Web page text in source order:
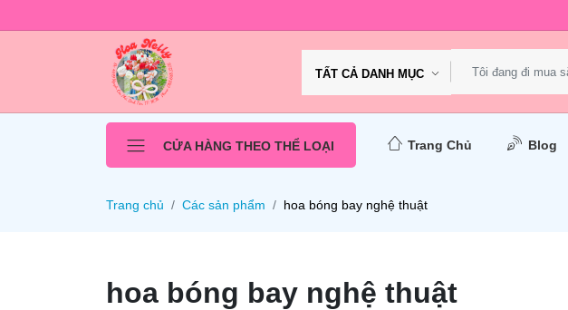
TẤT CẢ DANH MỤC
CỬA HÀNG THEO THỂ LOẠI Trang Chủ Blog
Trang chủ Các sản phẩm hoa bóng bay nghệ thuật
hoa bóng bay nghệ thuật